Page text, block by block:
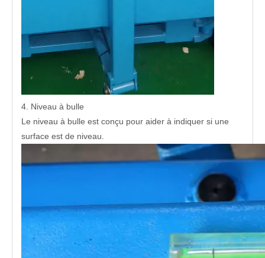
4. Niveau à bulle
Le niveau à bulle est conçu pour aider à indiquer si une
surface est de niveau.